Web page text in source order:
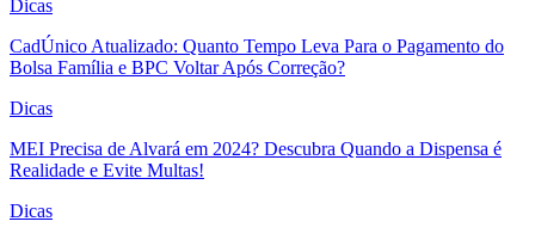
Dicas
CadÚnico Atualizado: Quanto Tempo Leva Para o Pagamento do
Bolsa Família e BPC Voltar Após Correção?
Dicas
MEI Precisa de Alvará em 2024? Descubra Quando a Dispensa é
Realidade e Evite Multas!
Dicas